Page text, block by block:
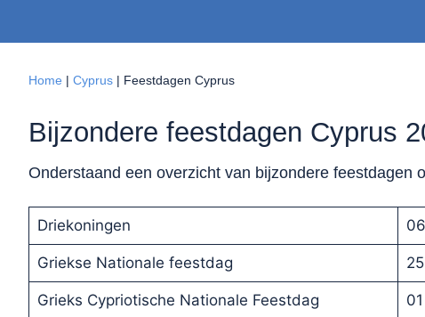
Home | Cyprus | Feestdagen Cyprus
Bijzondere feestdagen Cyprus
Onderstaand een overzicht van bijzondere feestdagen
Driekoningen
Griekse Nationale feestdag
Grieks Cypriotische Nationale Feestdag